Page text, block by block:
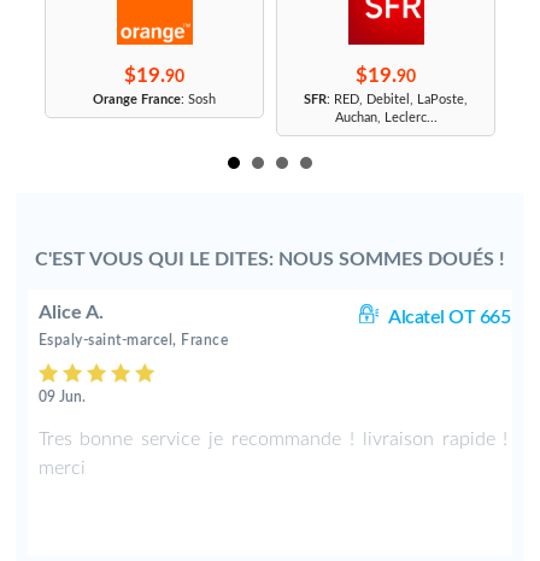
$19.90
Orange France: Sosh
$19.90
SFR: RED, Debitel, LaPoste,
Auchan, Leclerc...
C'EST VOUS QUI LE DITES: NOUS SOMMES DOUÉS !
Alice A. Alcatel OT 665
Espaly-saint-marcel, France
09 Jun.
Tres bonne service je recommande ! livraison rapide !
merci